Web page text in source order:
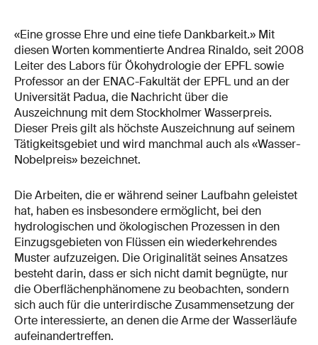
«Eine grosse Ehre und eine tiefe Dankbarkeit.» Mit
diesen Worten kommentierte Andrea Rinaldo, seit 2008
Leiter des Labors für Ökohydrologie der EPFL sowie
Professor an der ENAC-Fakultät der EPFL und an der
Universität Padua, die Nachricht über die
Auszeichnung mit dem Stockholmer Wasserpreis.
Dieser Preis gilt als höchste Auszeichnung auf seinem
Tätigkeitsgebiet und wird manchmal auch als «Wasser-
Nobelpreis» bezeichnet.
Die Arbeiten, die er während seiner Laufbahn geleistet
hat, haben es insbesondere ermöglicht, bei den
hydrologischen und ökologischen Prozessen in den
Einzugsgebieten von Flüssen ein wiederkehrendes
Muster aufzuzeigen. Die Originalität seines Ansatzes
besteht darin, dass er sich nicht damit begnügte, nur
die Oberflächenphänomene zu beobachten, sondern
sich auch für die unterirdische Zusammensetzung der
Orte interessierte, an denen die Arme der Wasserläufe
aufeinandertreffen.